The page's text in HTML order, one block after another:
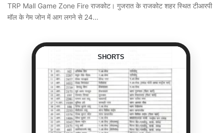
TRP Mall Game Zone Fire राजकोट। गुजरात के राजकोट शहर स्थित टीआरपी
मॉल के गेम जोन में आग लगने से 24…
SHORTS